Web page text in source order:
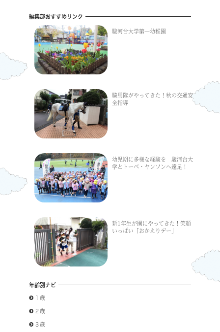
編集部おすすめリンク
駿河台大学第一幼稚園
騎馬隊がやってきた！秋の交通安
全指導
幼児期に多様な経験を 駿河台大
学とトーベ・ヤンソンへ遠足！
新1年生が園にやってきた！笑顔
いっぱい「おかえりデー」
年齢別ナビ
１歳
２歳
３歳